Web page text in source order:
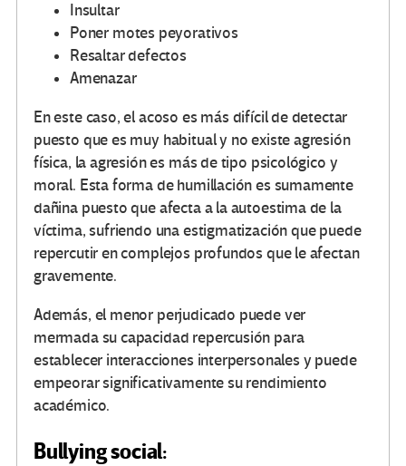
Insultar
Poner motes peyorativos
Resaltar defectos
Amenazar
En este caso, el acoso es más difícil de detectar
puesto que es muy habitual y no existe agresión
física, la agresión es más de tipo psicológico y
moral. Esta forma de humillación es sumamente
dañina puesto que afecta a la autoestima de la
víctima, sufriendo una estigmatización que puede
repercutir en complejos profundos que le afectan
gravemente.
Además, el menor perjudicado puede ver
mermada su capacidad repercusión para
establecer interacciones interpersonales y puede
empeorar significativamente su rendimiento
académico.
Bullying social: